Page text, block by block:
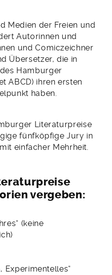
Medien der Freien und
Autorinnen und
und Comiczeichner
Übersetzer, die in
Hamburger
ABCD) ihren ersten
haben.
Literaturpreise
fünfköpfige Jury in
einfacher Mehrheit.
vergeben:
(keine
Experimentelles“